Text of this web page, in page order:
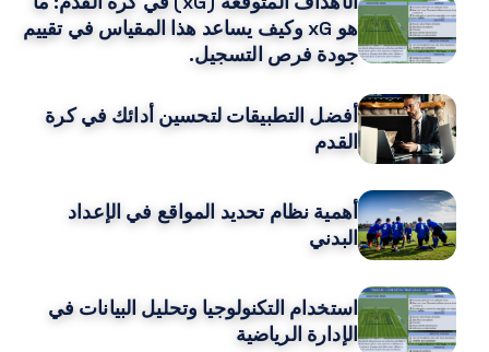
هو xG وكيف يساعد هذا المقياس في تقييم
جودة فرص التسجيل.
أفضل التطبيقات لتحسين أدائك في كرة
القدم
أهمية نظام تحديد المواقع في الإعداد
البدني
استخدام التكنولوجيا وتحليل البيانات في
الإدارة الرياضية